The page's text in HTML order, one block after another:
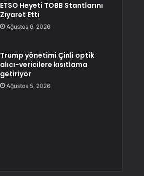
ETSO Heyeti TOBB Stantlarını
Ziyaret Etti
Ağustos 6, 2026
Trump yönetimi Çinli optik
alıcı-vericilere kısıtlama
getiriyor
Ağustos 5, 2026